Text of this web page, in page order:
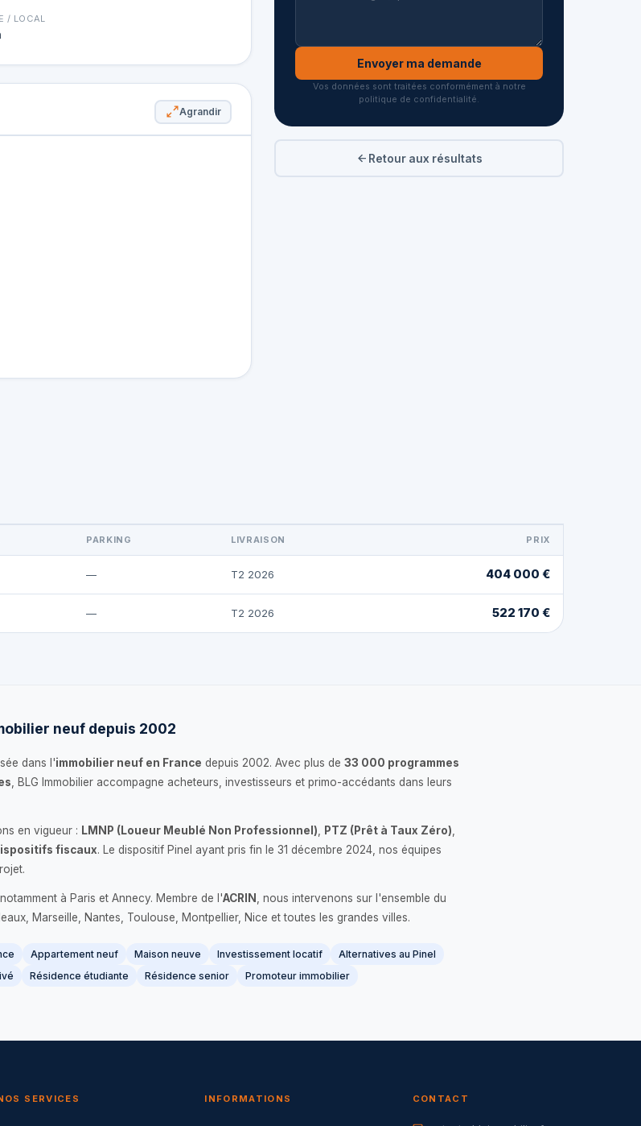
/ LOCAL
Agrandir
Envoyer ma demande
Vos données sont traitées conformément à notre
politique de confidentialité.
Retour aux résultats
PARKING LIVRAISON PRIX
— T2 2026 404 000 €
— T2 2026 522 170 €
neuf depuis 2002
dans l'immobilier neuf en France depuis 2002. Avec plus de 33 000 programmes
, BLG Immobilier accompagne acheteurs, investisseurs et primo-accédants dans leurs
en vigueur : LMNP (Loueur Meublé Non Professionnel) PTZ (Prêt à Taux Zéro)
fiscaux. Le dispositif Pinel ayant pris fin le 31 décembre 2024, nos équipes
à Paris et Annecy. Membre de l'ACRIN
, nous intervenons sur l'ensemble du
Marseille, Nantes, Toulouse, Montpellier, Nice et toutes les grandes villes.
Appartement neuf Maison neuve Investissement locatif
Alternatives au Pinel
Résidence étudiante Résidence senior
Promoteur immobilier
SERVICES INFORMATIONS CONTACT